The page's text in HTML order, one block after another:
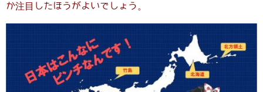
か注目したほうがよいでしょう。